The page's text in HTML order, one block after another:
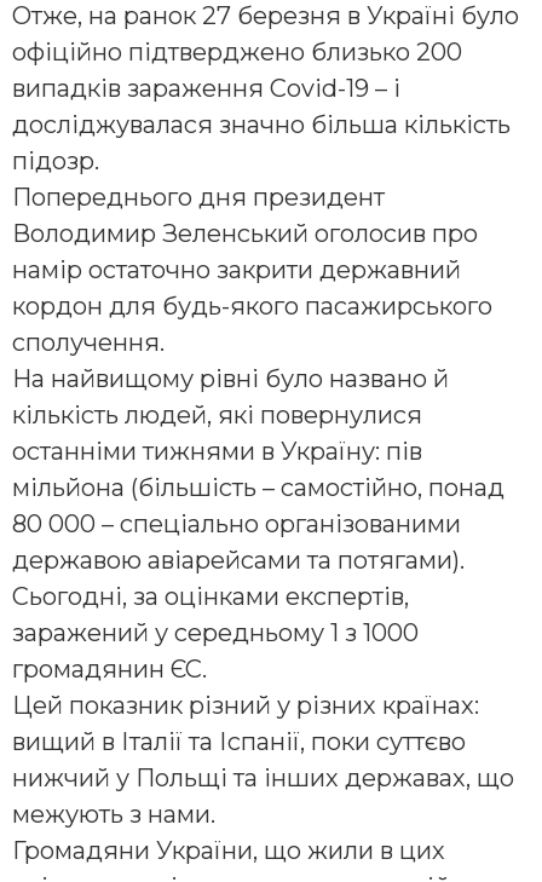
Отже, на ранок 27 березня в Україні було
офіційно підтверджено близько 200
випадків зараження Covid-19 – і
досліджувалася значно більша кількість
підозр.
Попереднього дня президент
Володимир Зеленський оголосив про
намір остаточно закрити державний
кордон для будь-якого пасажирського
сполучення.
На найвищому рівні було названо й
кількість людей, які повернулися
останніми тижнями в Україну: пів
мільйона (більшість – самостійно, понад
80 000 – спеціально організованими
державою авіарейсами та потягами).
Сьогодні, за оцінками експертів,
заражений у середньому 1 з 1000
громадянин ЄС.
Цей показник різний у різних країнах:
вищий в Італії та Іспанії, поки суттєво
нижчий у Польщі та інших державах, що
межують з нами.
Громадяни України, що жили в цих